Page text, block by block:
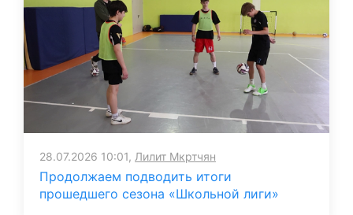
28.07.2026 10:01, Лилит Мкртчян
Продолжаем подводить итоги
прошедшего сезона «Школьной лиги»